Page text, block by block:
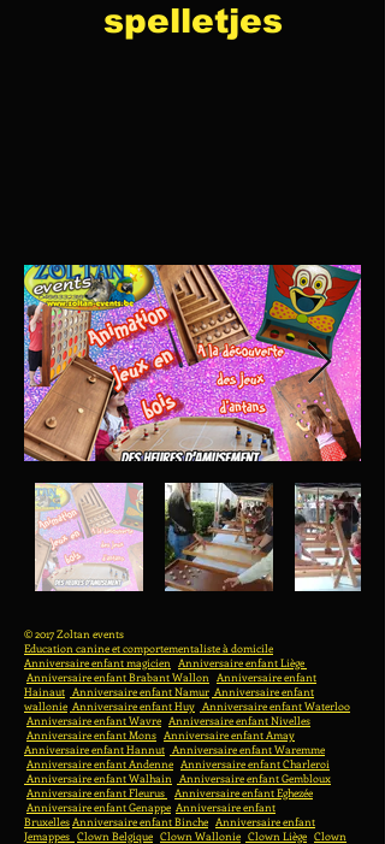
spelletjes
© 2017 Zoltan events
Education canine et comportementaliste à domicile
Anniversaire enfant magicien Anniversaire enfant Liège
Anniversaire enfant Brabant Wallon Anniversaire enfant
Hainaut Anniversaire enfant Namur Anniversaire enfant
wallonie Anniversaire enfant Huy Anniversaire enfant Waterloo
Anniversaire enfant Wavre Anniversaire enfant Nivelles
Anniversaire enfant Mons Anniversaire enfant Amay
Anniversaire enfant Hannut Anniversaire enfant Waremme
Anniversaire enfant Andenne Anniversaire enfant Charleroi
Anniversaire enfant Walhain Anniversaire enfant Gembloux
Anniversaire enfant Fleurus
Anniversaire enfant Eghezée
Anniversaire enfant Genappe Anniversaire enfant
BruxellesAnniversaire enfant Binche Anniversaire enfant
Jemappes Clown Belgique Clown Wallonie Clown Liège Clown